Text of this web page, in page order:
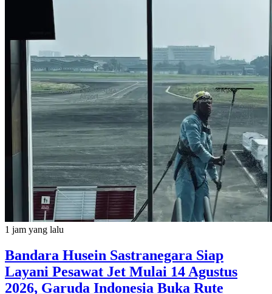
1 jam yang lalu
Bandara Husein Sastranegara Siap
Layani Pesawat Jet Mulai 14 Agustus
2026, Garuda Indonesia Buka Rute